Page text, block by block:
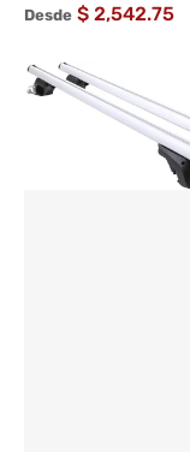
Desde $ 2,542.75